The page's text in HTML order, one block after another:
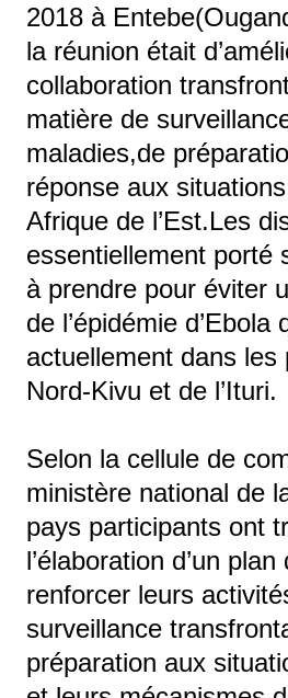
2018 à
la réunion était
collaboration
matière de
maladies,de
réponse aux
Afrique de l’Est.Les
essentiellement porté
à prendre pour éviter
de l’épidémie d’Ebola
actuellement dans les
Nord-Kivu et de l’Ituri.
Selon la cellule de
ministère national de
pays participants ont
l’élaboration d’un plan
renforcer leurs
surveillance
préparation aux